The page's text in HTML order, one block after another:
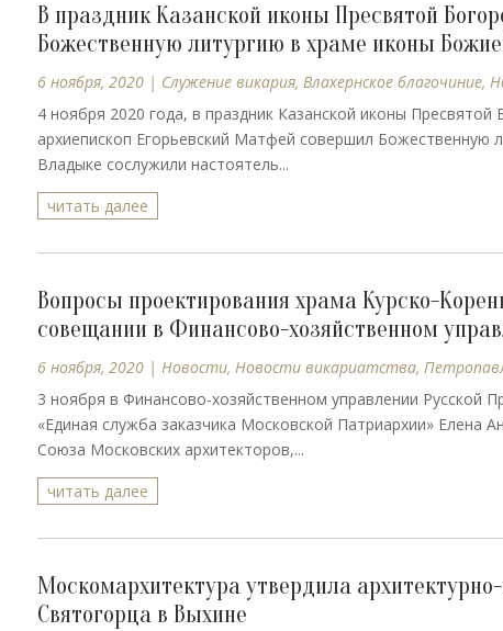
В праздник Казанской иконы Пресвятой
Божественную литургию в храме иконы
6 ноября, 2020| Cлужение викария, Влахернское благочиние,
4 ноября 2020 года, в праздник Казанской иконы
архиепископ Егорьевский Матфей совершил
Владыке сослужили настоятель...
читать далее
Вопросы проектирования храма Курско-
совещании в Финансово-хозяйственном
6 ноября, 2020| Новости, Новости викариатства,
3 ноября в Финансово-хозяйственном управлении Русской
«Единая служба заказчика Московской Патриархии» Елена
Союза Московских архитекторов,...
читать далее
Москомархитектура утвердила
Святогорца в Выхине